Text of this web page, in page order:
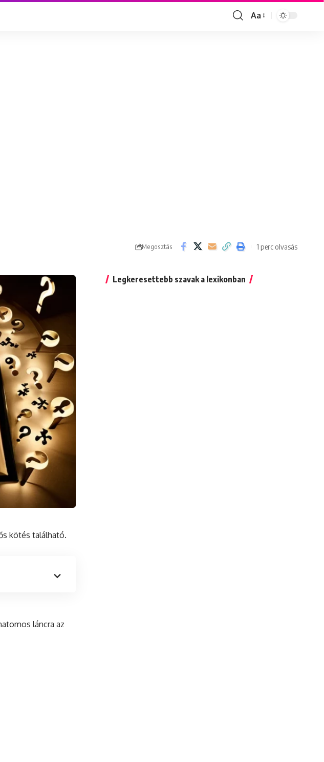
Font
Aa
Megosztás 1 perc olvasás
kötés található.
láncra az
Legkeresettebb szavak a lexikonban